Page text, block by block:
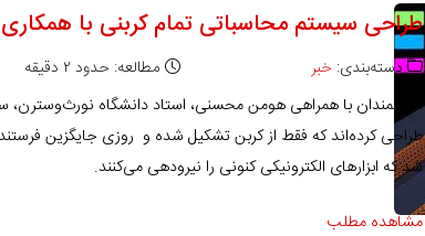
طراحی سیستم محاسباتی تمام کربنی با همکاری
دسته‌بندی: خبر مطالعه: حدود ۲ دقیقه
دانشمندان با همراهی هومن محسنی، استاد دانشگاه
طراحی کرده‌اند که فقط از کربن تشکیل شده و روزی جایگزین
شد که ابزارهای الکترونیکی کنونی را نیرودهی می‌کنند.
مشاهده مطلب